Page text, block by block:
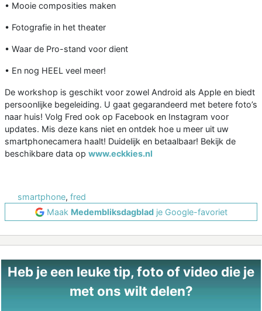
• Mooie composities maken
• Fotografie in het theater
• Waar de Pro-stand voor dient
• En nog HEEL veel meer!
De workshop is geschikt voor zowel Android als Apple en biedt
persoonlijke begeleiding. U gaat gegarandeerd met betere foto’s
naar huis! Volg Fred ook op Facebook en Instagram voor
updates. Mis deze kans niet en ontdek hoe u meer uit uw
smartphonecamera haalt! Duidelijk en betaalbaar! Bekijk de
beschikbare data op www.eckkies.nl
smartphone, fred
Maak Medembliksdagbladje Google-favoriet
Heb je een leuke tip, foto of video die je
met ons wilt delen?